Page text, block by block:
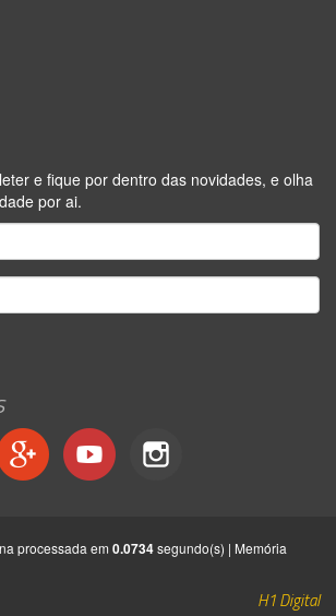
e fique por dentro das novidades, e olha
por ai.
processada em 0.0734segundo(s) | Memória
H1 Digital